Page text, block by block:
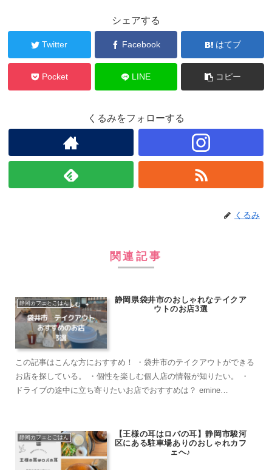
シェアする
Twitter Facebook はてブ
Pocket LINE コピー
くるみをフォローする
くるみ
関連記事
静岡カフェとごはん
静岡県袋井市のおしゃれなテイクア
ウトのお店3選
この記事はこんな方におすすめ！ ・袋井市のテイクアウトができる
お店を探している。 ・個性を楽しむ個人店の情報が知りたい。 ・
ドライブの途中に立ち寄りたいお店でおすすめは？ emine
静岡カフェとごはん
【王様の耳はロバの耳】静岡市駿河
区にある駐車場ありのおしゃれカフ
ェへ♪